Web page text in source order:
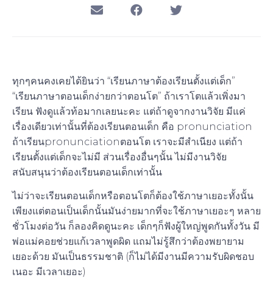
ทุกๆคนคงเคยได้ยินว่า “เรียนภาษาต้องเรียนตั้งแต่เด็ก”
“เรียนภาษาตอนเด็กง่ายกว่าตอนโต” ถ้าเราโตแล้วเพิ่งมา
เรียน ฟังดูแล้วท้อมากเลยนะคะ แต่ถ้าดูจากงานวิจัย มีแค่
เรื่องเดียวเท่านั้นที่ต้องเรียนตอนเด็ก คือ pronunciation
ถ้าเรียนpronunciationตอนโต เราจะมีสำเนียง แต่ถ้า
เรียนตั้งแต่เด็กจะไม่มี ส่วนเรื่องอื่นๆนั้น ไม่มีงานวิจัย
สนับสนุนว่าต้องเรียนตอนเด็กเท่านั้น
ไม่ว่าจะเรียนตอนเด็กหรือตอนโตก็ต้องใช้ภาษาเยอะทั้งนั้น
เพียงแต่ตอนเป็นเด็กนั้นมันง่ายมากที่จะใช้ภาษาเยอะๆ หลาย
ชั่วโมงต่อวัน ก็ลองคิดดูนะคะ เด็กๆก็ฟังผู้ใหญ่พูดกันทั้งวัน มี
พ่อแม่คอยช่วยแก้เวลาพูดผิด แถมไม่รู้สึกว่าต้องพยายาม
เยอะด้วย มันเป็นธรรมชาติ (ก็ไม่ได้มีงานมีความรับผิดชอบ
เนอะ มีเวลาเยอะ)